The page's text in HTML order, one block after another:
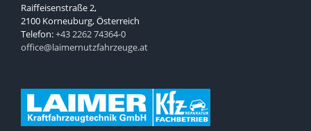
Raiffeisenstraße 2,
2100 Korneuburg, Österreich
Telefon:+43 2262 74364-0
office@laimernutzfahrzeuge.at